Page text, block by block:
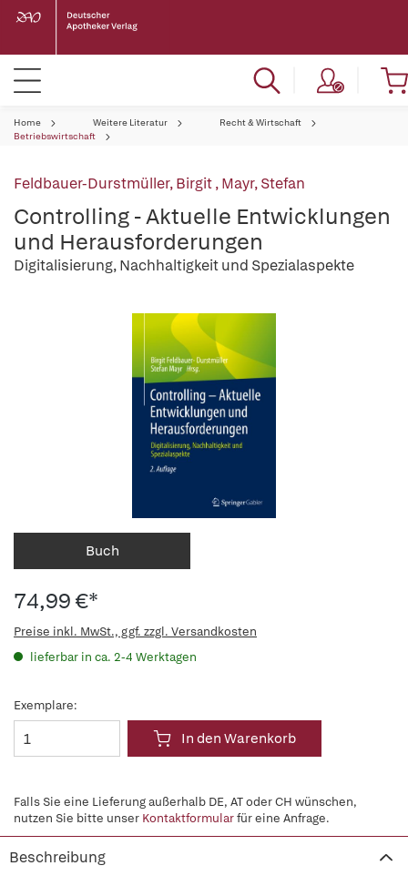
Home Weitere Literatur
Recht & Wirtschaft
Betriebswirtschaft
Feldbauer-Durstmüller, Birgit,Mayr, Stefan
Controlling - Aktuelle Entwicklungen
und Herausforderungen
Digitalisierung, Nachhaltigkeit und Spezialaspekte
Buch
74,99 €*
Preise inkl. MwSt., ggf. zzgl. Versandkosten
lieferbar in ca. 2-4 Werktagen
Exemplare:
In den Warenkorb
Falls Sie eine Lieferung außerhalb DE, AT oder CH wünschen,
nutzen Sie bitte unser Kontaktformularfür eine Anfrage.
Beschreibung